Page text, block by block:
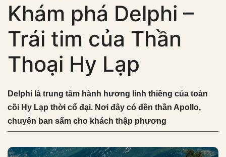
Khám phá Delphi –
Trái tim của Thần
Thoại Hy Lạp
Delphi là trung tâm hành hương linh thiêng của toàn
cõi Hy Lạp thời cổ đại. Nơi đây có đền thần Apollo,
chuyên ban sấm cho khách thập phương